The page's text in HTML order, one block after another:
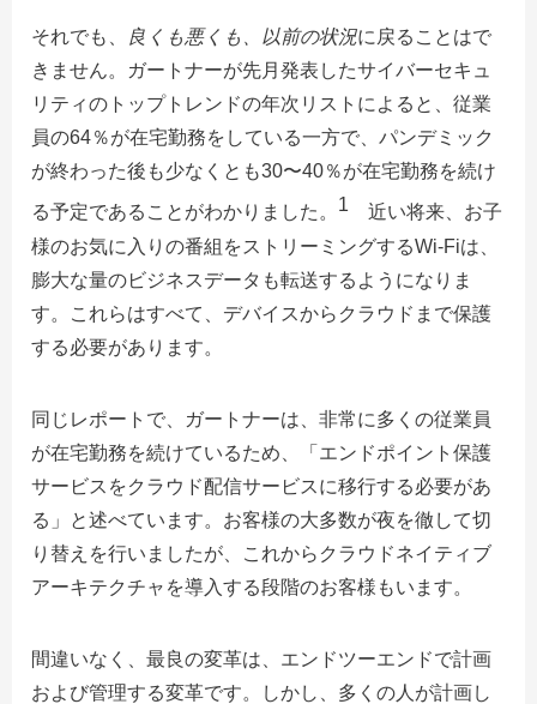
それでも、 良くも悪くも、以前の状況に戻ることはで
きません。ガートナーが先月発表したサイバーセキュ
リティのトップトレンドの年次リストによると、従業
員の64％が在宅勤務をしている一方で、パンデミック
が終わった後も少なくとも30〜40％が在宅勤務を続け
る予定であることがわかりました。 1 近い将来、お子
様のお気に入りの番組をストリーミングするWi-Fiは、
膨大な量のビジネスデータも転送するようになりま
す。これらはすべて、デバイスからクラウドまで保護
する必要があります。
同じレポートで、ガートナーは、非常に多くの従業員
が在宅勤務を続けているため、「エンドポイント保護
サービスをクラウド配信サービスに移行する必要があ
る」と述べています。お客様の大多数が夜を徹して切
り替えを行いましたが、これからクラウドネイティブ
アーキテクチャを導入する段階のお客様もいます。
間違いなく、最良の変革は、エンドツーエンドで計画
および管理する変革です。しかし、多くの人が計画し